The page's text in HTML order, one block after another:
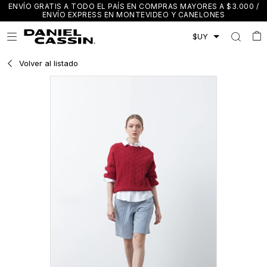
ENVÍO GRATIS A TODO EL PAÍS EN COMPRAS MAYORES A $3.000 /
ENVÍO EXPRESS EN MONTEVIDEO Y CANELONES

Volver al listado